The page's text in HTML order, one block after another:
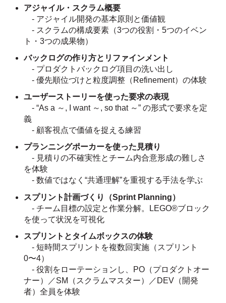
アジャイル・スクラム概要
- アジャイル開発の基本原則と価値観
- スクラムの構成要素（3つの役割・5つのイベン
ト・3つの成果物）
バックログの作り方とリファインメント
- プロダクトバックログ項目の洗い出し
- 優先順位づけと粒度調整（Refinement）の体験
ユーザーストーリーを使った要求の表現
- “As a ～, I want ～, so that ～” の形式で要求を定
義
- 顧客視点で価値を捉える練習
プランニングポーカーを使った見積り
- 見積りの不確実性とチーム内合意形成の難しさ
を体験
- 数値ではなく“共通理解”を重視する手法を学ぶ
スプリント計画づくり（Sprint Planning）
- チーム目標の設定と作業分解。LEGO®ブロック
を使って状況を可視化
スプリントとタイムボックスの体験
- 短時間スプリントを複数回実施（スプリント
0〜4）
- 役割をローテーションし、PO（プロダクトオー
ナー）／SM（スクラムマスター）／DEV（開発
者）全員を体験